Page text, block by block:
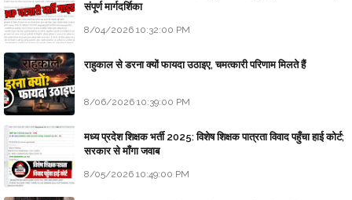
संपूर्ण मार्गदर्शिका
8/04/2026 10:32:00 PM
राहुकाल से डरना क्यों फायदा उठाइए, चमत्कारी परिणाम मिलते हैं
8/06/2026 10:39:00 PM
मध्य प्रदेश शिक्षक भर्ती 2025: विशेष शिक्षक पात्रता विवाद पहुँचा हाई कोर्ट;
सरकार से माँगा जवाब
8/05/2026 10:49:00 PM